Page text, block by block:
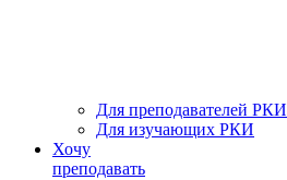
Для преподавателей РКИ
Для изучающих РКИ
Хочу
преподавать